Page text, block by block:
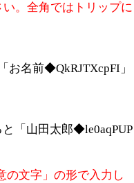
。全角ではトリップに
お名前◆QkRJTXcpFI」
と「山田太郎◆le0aqPUP
文字」の形で入力し